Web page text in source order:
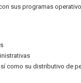
sus programas
como su distributivo de